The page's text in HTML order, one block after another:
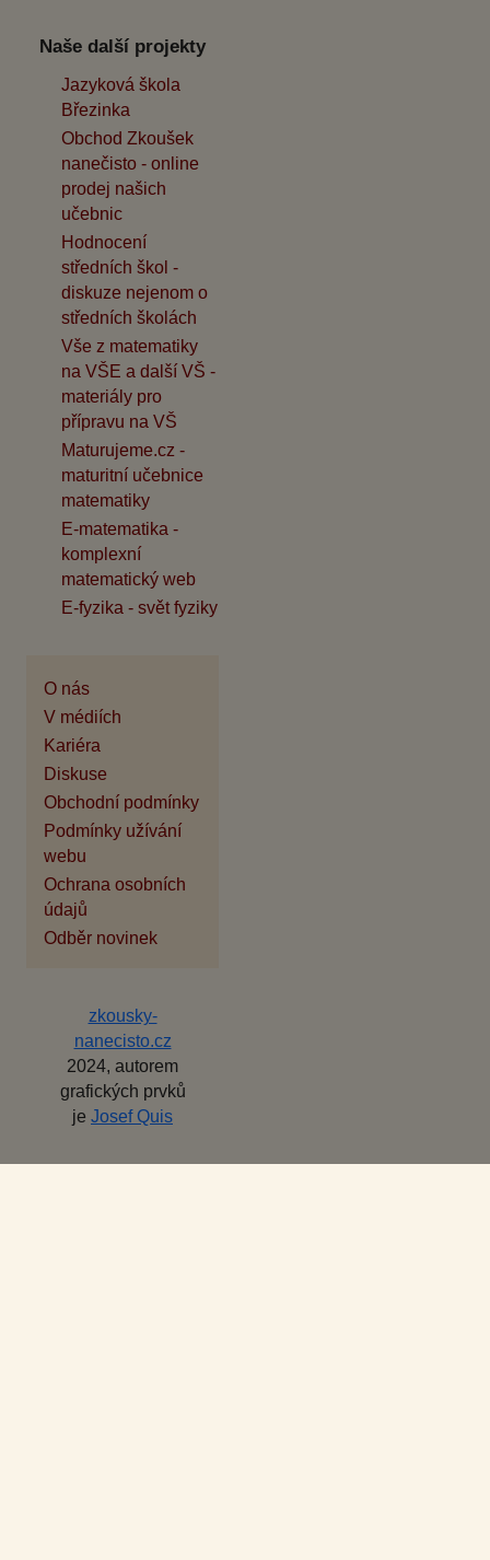
Naše další projekty
Jazyková škola
Březinka
Obchod Zkoušek
nanečisto - online
prodej našich
učebnic
Hodnocení
středních škol -
diskuze nejenom o
středních školách
Vše z matematiky
na VŠE a další VŠ -
materiály pro
přípravu na VŠ
Maturujeme.cz -
maturitní učebnice
matematiky
E-matematika -
komplexní
matematický web
E-fyzika - svět fyziky
O nás
V médiích
Kariéra
Diskuse
Obchodní podmínky
Podmínky užívání
webu
Ochrana osobních
údajů
Odběr novinek
zkousky-
nanecisto.cz
2024, autorem
grafických prvků
je Josef Quis